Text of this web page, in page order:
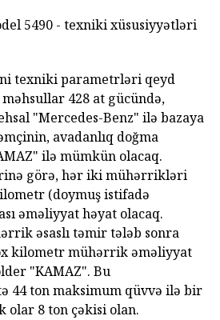
5490 - texniki xüsusiyyətləri
texniki parametrləri qeyd
məhsullar 428 at gücündə,
"Mercedes-Benz" ilə bazaya
avadanlıq doğma
ilə mümkün olacaq.
görə, hər iki mühərrikləri
(doymuş istifadə
əməliyyat həyat olacaq.
əsaslı təmir tələb sonra
kilometr mühərrik əməliyyat
"KAMAZ". Bu
44 ton maksimum qüvvə ilə bir
olar 8 ton çəkisi olan.